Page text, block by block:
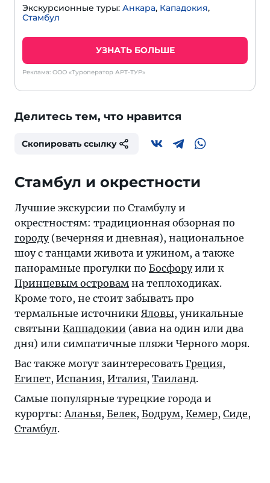
Экскурсионные туры: Анкара, Кападокия,
Стамбул
УЗНАТЬ БОЛЬШЕ
Реклама: ООО «Туроператор АРТ-ТУР»
Делитесь тем, что нравится
Скопировать ссылку
Стамбул и окрестности
Лучшие экскурсии по Стамбулу и
окрестностям: традиционная обзорная по
городу(вечерняя и дневная), национальное
шоу с танцами живота и ужином, а также
панорамные прогулки по Босфоруили к
Принцевым островам на теплоходиках.
Кроме того, не стоит забывать про
термальные источники Яловы, уникальные
святыни Каппадокии (авиа на один или два
дня) или симпатичные пляжи Черного моря.
Вас также могут заинтересовать Греция,
Египет, Испания, Италия, Таиланд.
Самые популярные турецкие города и
курорты:Аланья, Белек, Бодрум, Кемер, Сиде,
Стамбул.